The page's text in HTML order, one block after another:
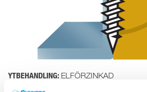
YTBEHANDLING: ELFÖRZINKAD